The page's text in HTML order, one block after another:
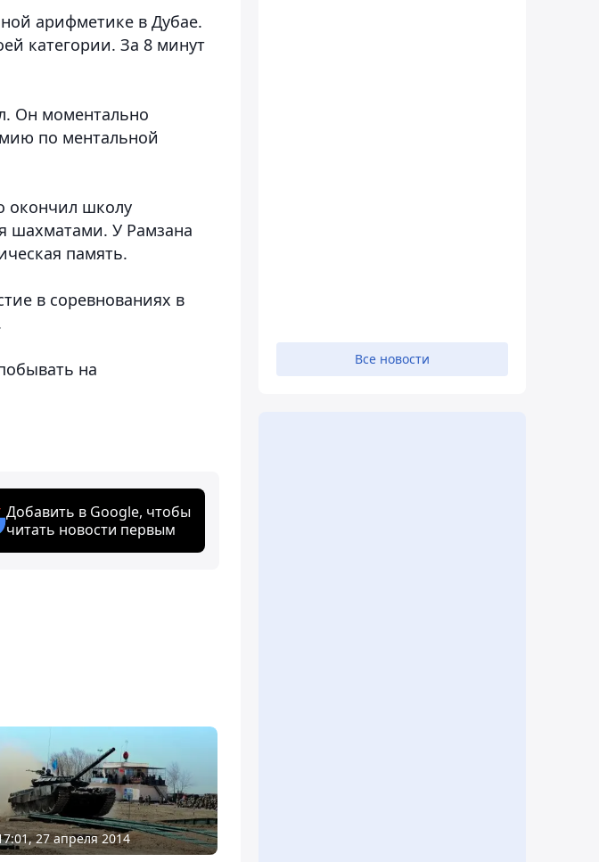
арифметике в Дубае.
категории. За 8 минут
Он моментально
по ментальной
окончил школу
шахматами. У Рамзана
память.
в соревнованиях в
на
Добавить в Google, чтобы
читать новости первым
27 апреля 2014
Все новости